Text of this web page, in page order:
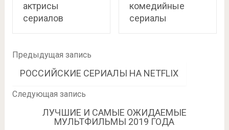
актрисы
сериалов
комедийные
сериалы
Предыдущая запись
РОССИЙСКИЕ СЕРИАЛЫ НА NETFLIX
Следующая запись
ЛУЧШИЕ И САМЫЕ ОЖИДАЕМЫЕ
МУЛЬТФИЛЬМЫ 2019 ГОДА